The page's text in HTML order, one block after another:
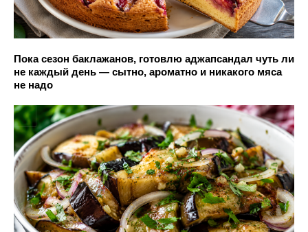
Пока сезон баклажанов, готовлю аджапсандал чуть ли
не каждый день — сытно, ароматно и никакого мяса
не надо